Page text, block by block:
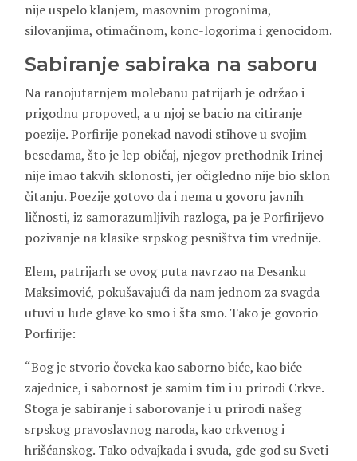
nije uspelo klanjem, masovnim progonima,
silovanjima, otimačinom, konc-logorima i genocidom.
Sabiranje sabiraka na saboru
Na ranojutarnjem molebanu patrijarh je održao i
prigodnu propoved, a u njoj se bacio na citiranje
poezije. Porfirije ponekad navodi stihove u svojim
besedama, što je lep običaj, njegov prethodnik Irinej
nije imao takvih sklonosti, jer očigledno nije bio sklon
čitanju. Poezije gotovo da i nema u govoru javnih
ličnosti, iz samorazumljivih razloga, pa je Porfirijevo
pozivanje na klasike srpskog pesništva tim vrednije.
Elem, patrijarh se ovog puta navrzao na Desanku
Maksimović, pokušavajući da nam jednom za svagda
utuvi u lude glave ko smo i šta smo. Tako je govorio
Porfirije:
“Bog je stvorio čoveka kao saborno biće, kao biće
zajednice, i sabornost je samim tim i u prirodi Crkve.
Stoga je sabiranje i saborovanje i u prirodi našeg
srpskog pravoslavnog naroda, kao crkvenog i
hrišćanskog. Tako odvajkada i svuda, gde god su Sveti